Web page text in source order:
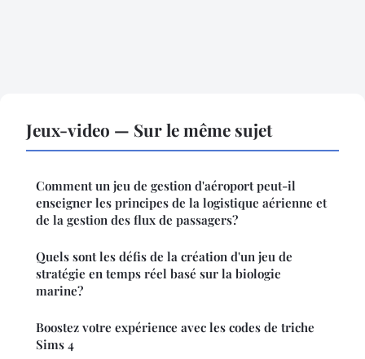
Jeux-video — Sur le même sujet
Comment un jeu de gestion d'aéroport peut-il
enseigner les principes de la logistique aérienne et
de la gestion des flux de passagers?
Quels sont les défis de la création d'un jeu de
stratégie en temps réel basé sur la biologie
marine?
Boostez votre expérience avec les codes de triche
Sims 4